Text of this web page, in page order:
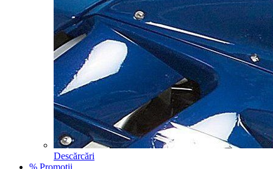
Descărcări
% Promoții